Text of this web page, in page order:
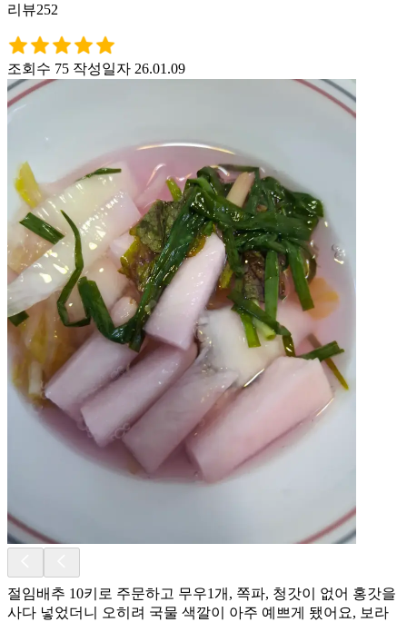
리뷰252
조회수 75 작성일자 26.01.09
절임배추 10키로 주문하고 무우1개, 쪽파, 청갓이 없어 홍갓을
사다 넣었더니 오히려 국물 색깔이 아주 예쁘게 됐어요, 보라